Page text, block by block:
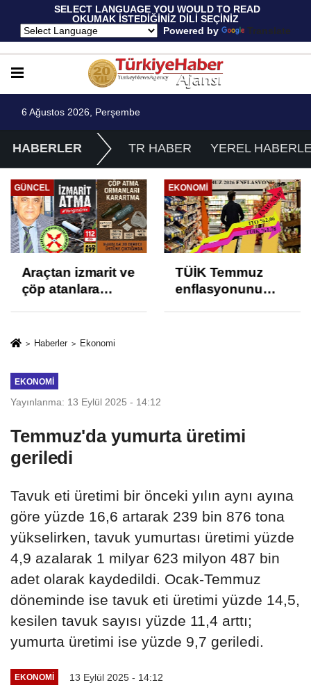
SELECT LANGUAGE YOU WOULD TO READ
OKUMAK İSTEDİĞİNİZ DİLİ SEÇİNİZ
Powered by
Translate
6 Ağustos 2026, Perşembe
HABERLER TR HABER YEREL
GÜNCEL
Araçtan izmarit ve
çöp atanlara
izmariti
EKONOMI
TÜİK Temmuz
enflasyonunu
Haberler Ekonomi
EKONOMI
Yayınlanma: 13 Eylül 2025 - 14:12
Temmuz'da yumurta üretimi
geriledi
Tavuk eti üretimi bir önceki yılın aynı ayına
göre yüzde 16,6 artarak 239 bin 876 tona
yükselirken, tavuk yumurtası üretimi yüzde
4,9 azalarak 1 milyar 623 milyon 487 bin
adet olarak kaydedildi. Ocak-Temmuz
döneminde ise tavuk eti üretimi yüzde 14,5,
kesilen tavuk sayısı yüzde 11,4 arttı;
yumurta üretimi ise yüzde 9,7 geriledi.
EKONOMI 13 Eylül 2025 - 14:12